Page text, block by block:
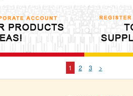
1 2 3 >